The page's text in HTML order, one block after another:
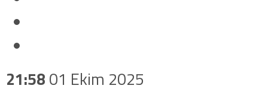
21:58 01 Ekim 2025